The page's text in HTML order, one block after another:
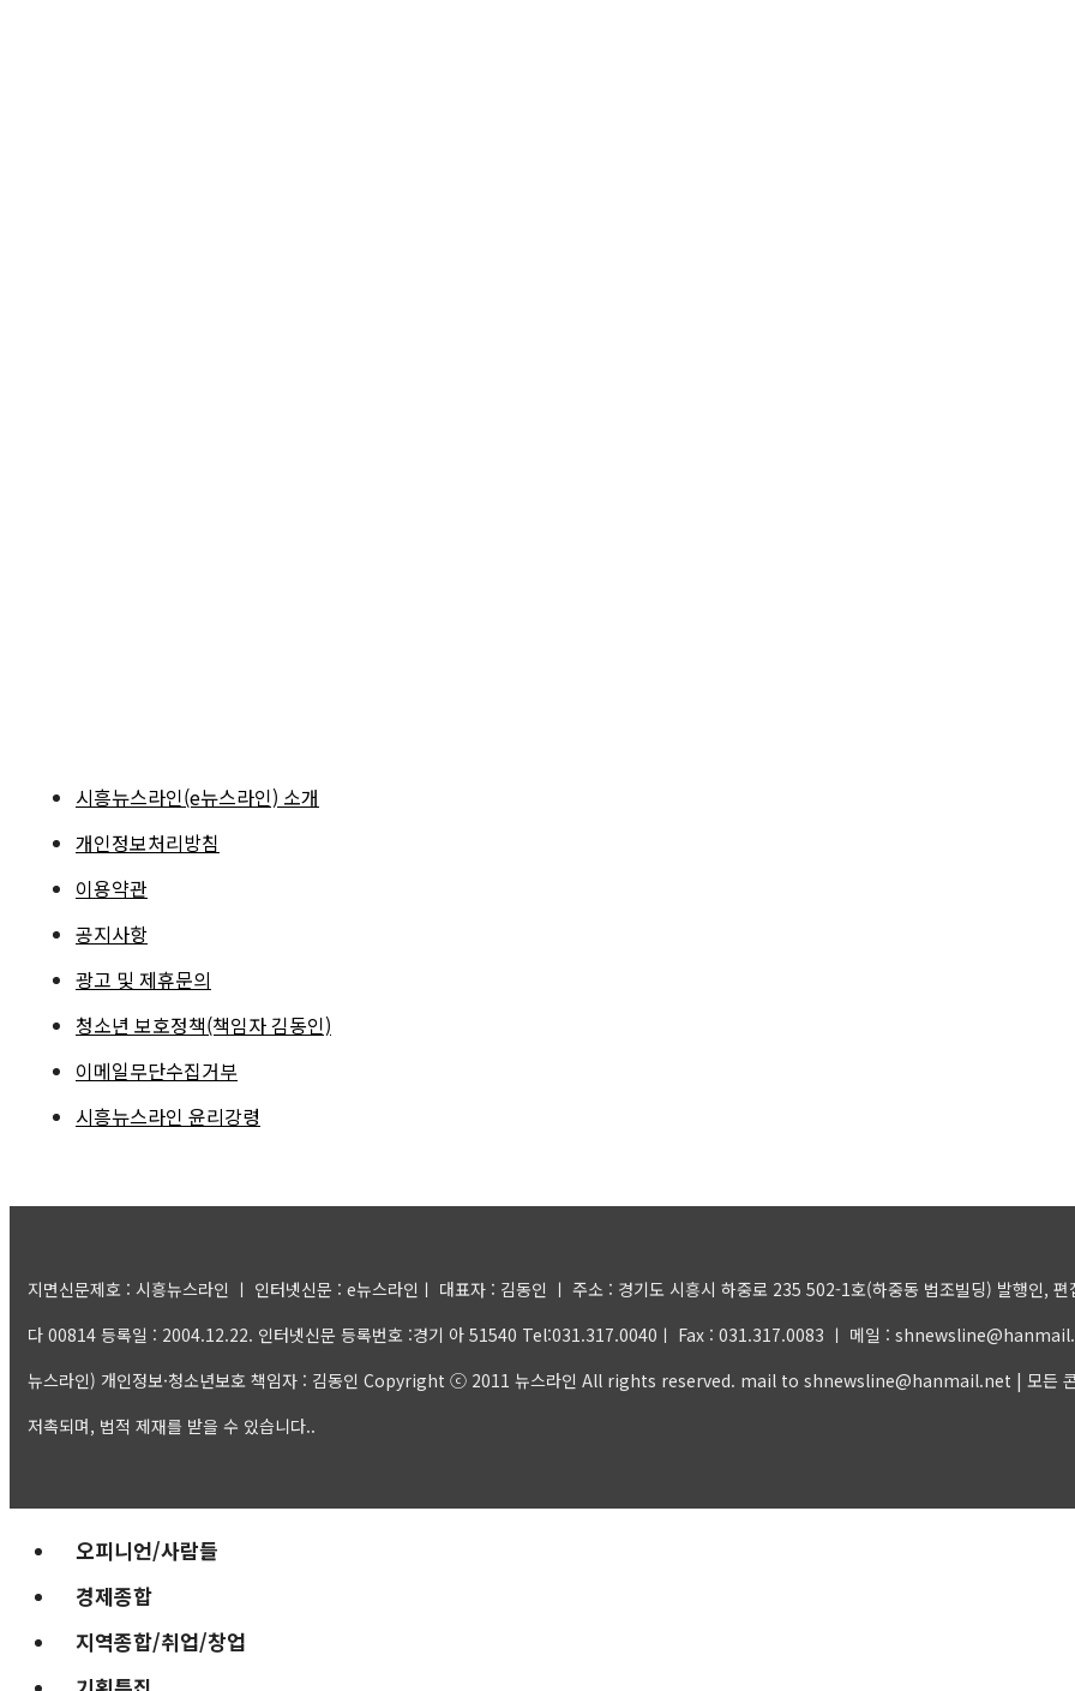
시흥뉴스라인(e뉴스라인) 소개
개인정보처리방침
이용약관
공지사항
광고 및 제휴문의
청소년 보호정책(책임자 김동인)
이메일무단수집거부
시흥뉴스라인 윤리강령
지면신문제호 : 시흥뉴스라인 ㅣ 인터넷신문 : e뉴스라인ㅣ 대표자 : 김동인 ㅣ 주소 : 경기도 시흥시 하중로 235 502-1호(하중동 법조빌딩) 발행인,
다 00814 등록일 : 2004.12.22. 인터넷신문 등록번호 :경기 아 51540 Tel:031.317.0040ㅣ Fax : 031.317.0083 ㅣ 메일 :
뉴스라인) 개인정보·청소년보호 책임자 : 김동인 Copyright ⓒ 2011 뉴스라인 All rights reserved. mail to shnewsline@hanmail.net | 모든 콘
저촉되며, 법적 제재를 받을 수 있습니다..
오피니언/사람들
경제종합
지역종합/취업/창업